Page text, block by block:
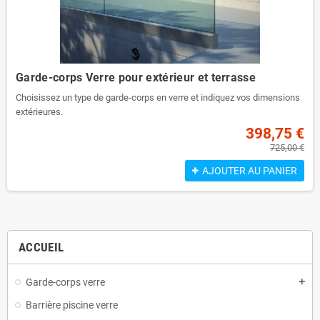
ACCUEIL
Garde-corps verre add
Barrière piscine verre
Garde-corps Verre pour extérieur et terrasse
Choisissez un type de garde-corps en verre et indiquez vos dimensions
extérieures.
Vous cherchez un garde-corps verre pour terrasse qui corresponde à
100% à vos idées ? Chez clotureverre.fr, vous pouvez réaliser ce souhait
Nos différents types de garde-corps en verre conviennent parfaitement
votre balustrade à l'aide de notre outil de configuration et nous la
fabriquons ensuite selon vos mesures. La livraison se fait franco
Pack vitrage + garde-corps + découpe sur-mesure à volonté incluse
398,75 €
725,00 €
AJOUTER AU PANIER